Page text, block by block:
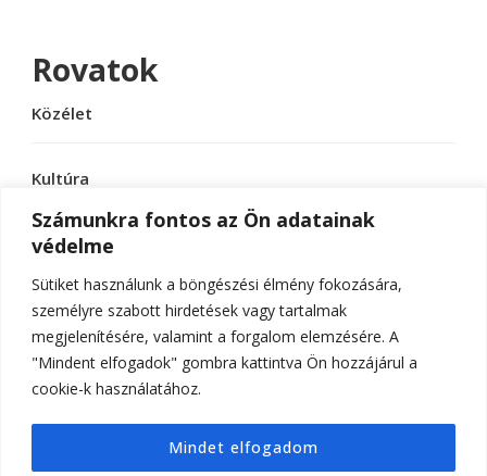
Számunkra fontos az Ön adatainak
védelme
Sütiket használunk a böngészési élmény fokozására,
személyre szabott hirdetések vagy tartalmak
megjelenítésére, valamint a forgalom elemzésére. A
"Mindent elfogadok" gombra kattintva Ön hozzájárul a
cookie-k használatához.
Mindet elfogadom
Rovatok
Közélet
Kultúra
Sport
Tudomány
© Szerzői jog 2026ELTE Online
fenntartva.Hello Fashion | FejlesztetteBlossom